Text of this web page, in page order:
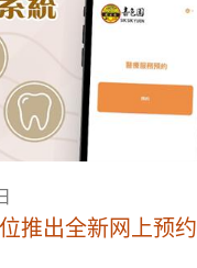
推出全新网上预约